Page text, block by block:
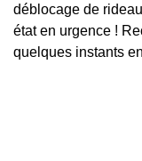
déblocage de
état en urgence !
quelques instants